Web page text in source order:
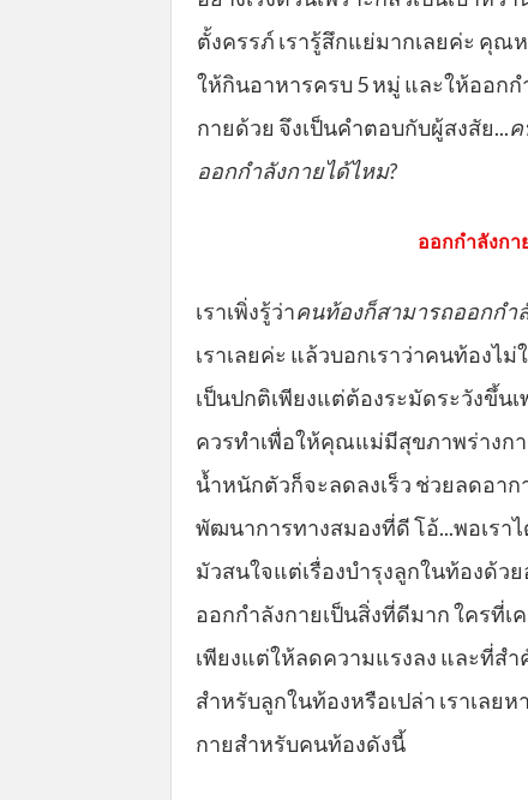
ตั้งครรภ์ เรารู้สึกแย่มากเลยค่ะ คุณ
ให้กินอาหารครบ 5 หมู่ และให้ออกก
กายด้วย จึงเป็นคำตอบกับผู้สงสัย...
ออกกำลังกายได้ไหม?
ออกกำลังก
เราเพิ่งรู้ว่าคนท้องก็สามารถออกกำ
เราเลยค่ะ แล้วบอกเราว่าคนท้อง
เป็นปกติเพียงแต่ต้องระมัดระวังขึ้น
ควรทำเพื่อให้คุณแม่มีสุขภาพร่างก
น้ำหนักตัวก็จะลดลงเร็ว ช่วยลดอา
พัฒนาการทางสมองที่ดี โอ้...พอเรา
มัวสนใจแต่เรื่องบำรุงลูกในท้องด้ว
ออกกำลังกายเป็นสิ่งที่ดีมาก ใครที่
เพียงแต่ให้ลดความแรงลง และที่
สำหรับลูกในท้องหรือเปล่า เราเลย
กายสำหรับคนท้องดังนี้